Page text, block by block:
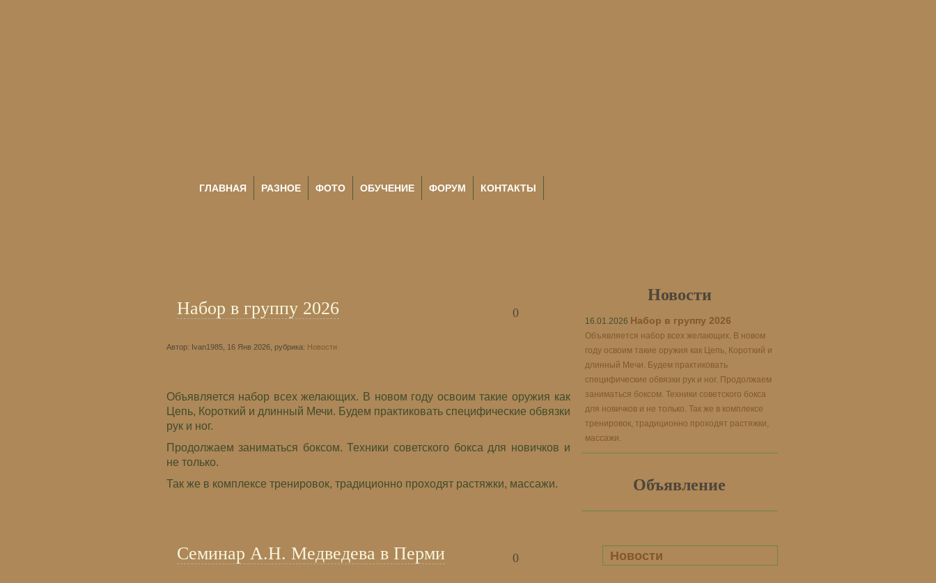
ГЛАВНАЯ РАЗНОЕ ФОТО ОБУЧЕНИЕ ФОРУМ КОНТАКТЫ
0
Набор в группу 2026
Автор: Ivan1985, 16 Янв 2026, рубрика: Новости
Объявляется набор всех желающих. В новом году освоим такие оружия как
Цепь, Короткий и длинный Мечи. Будем практиковать специфические обвязки
рук и ног.
Продолжаем заниматься боксом. Техники советского бокса для новичков и
не только.
Так же в комплексе тренировок, традиционно проходят растяжки, массажи.
0
Семинар А.Н. Медведева в Перми
Новости
16.01.2026 Набор в группу 2026
Объявляется набор всех желающих. В новом
году освоим такие оружия как Цепь, Короткий и
длинный Мечи. Будем практиковать
специфические обвязки рук и ног. Продолжаем
заниматься боксом. Техники советского бокса
для новичков и не только. Так же в комплексе
тренировок, традиционно проходят растяжки,
массажи.
Объявление
Новости